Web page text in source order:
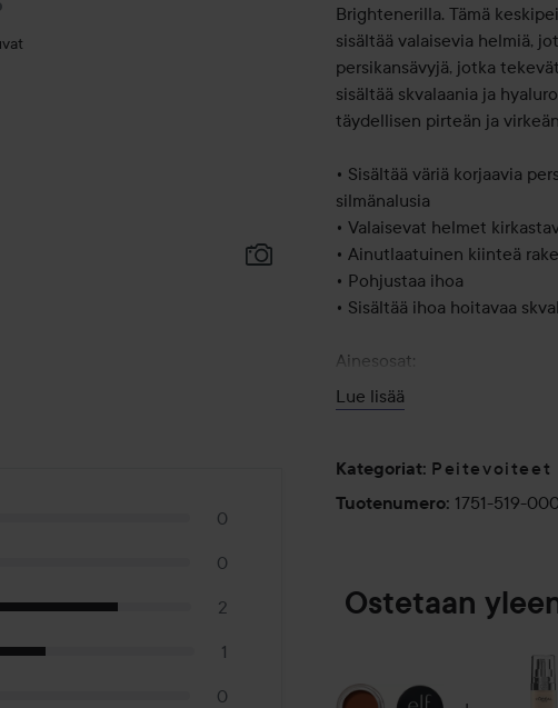
0
0
2
1
0
Brightenerilla. Tämä
sisältää valaisevia helmiä,
persikansävyjä, jotka
sisältää skvalaania ja
täydellisen pirteän ja
• Sisältää väriä korjaavia
silmänalusia
• Valaisevat helmet
• Ainutlaatuinen kiinteä
• Pohjustaa ihoa
• Sisältää ihoa hoitavaa
Ainesosat:
• Skvalaani
• Hyaluronihappo
Sopii hyvin: Normaalille,
Ylpeästi 100 % vegaani,
Tämä tuote on valmistettu
Lue lisää
Kategoriat: Peitevoiteet
Tuotenumero: 1751-519-
Ostetaan